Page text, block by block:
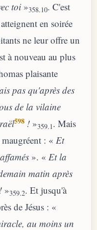
toi »358.10. C'est
en soirée
ne leur offre un
à nouveau au plus
plaisante
pas qu'après des
de la vilaine
598 ! »359.1. Mais
: « Et
». « Et la
matin après
»359.2. Et jusqu'à
de Jésus : «
au moins un